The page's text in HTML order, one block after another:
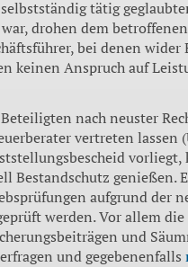
tätig
drohen dem
bei denen wider
keinen Anspruch auf
nach neuster
vertreten lassen
vor­liegt,
Bestandschutz genießen.
aufgrund der
werden. Vor allem die
und
und gegebenenfalls